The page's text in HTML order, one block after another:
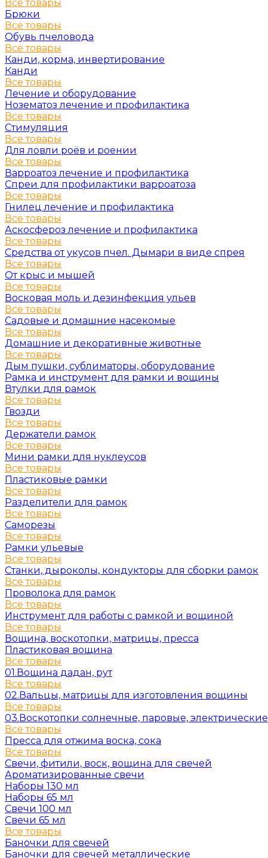
Все товары
Брюки
Все товары
Обувь пчеловода
Все товары
Канди, корма, инвертирование
Канди
Все товары
Лечение и оборудование
Нозематоз лечение и профилактика
Все товары
Стимуляция
Все товары
Для ловли роёв и роении
Все товары
Варроатоз лечение и профилактика
Спреи для профилактики варроатоза
Все товары
Гнилец лечение и профилактика
Все товары
Аскосфероз лечение и профилактика
Все товары
Средства от укусов пчел. Дымари в виде спрея
Все товары
От крыс и мышей
Все товары
Восковая моль и дезинфекция ульев
Все товары
Садовые и домашние насекомые
Все товары
Домашние и декоративные животные
Все товары
Дым пушки, сублиматоры, оборудование
Рамка и инструмент для рамки и вощины
Втулки для рамок
Все товары
Гвозди
Все товары
Держатели рамок
Все товары
Мини рамки для нуклеусов
Все товары
Пластиковые рамки
Все товары
Разделители для рамок
Все товары
Саморезы
Все товары
Рамки ульевые
Все товары
Станки, дыроколы, кондукторы для сборки рамок
Все товары
Проволока для рамок
Все товары
Инструмент для работы с рамкой и вощиной
Все товары
Вощина, воскотопки, матрицы, пресса
Пластиковая вощина
Все товары
01.Вощина дадан, рут
Все товары
02.Вальцы, матрицы для изготовления вощины
Все товары
03.Воскотопки солнечные, паровые, электрические
Все товары
Пресса для отжима воска, сока
Все товары
Свечи, фитили, воск, вощина для свечей
Ароматизированные свечи
Наборы 130 мл
Наборы 65 мл
Свечи 100 мл
Свечи 65 мл
Все товары
Баночки для свечей
Баночки для свечей металлические